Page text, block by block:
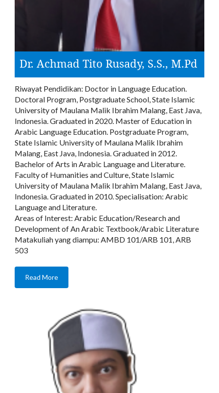
Dr. Achmad Tito Rusady, S.S., M.Pd
Riwayat Pendidikan: Doctor in Language Education.
Doctoral Program, Postgraduate School, State Islamic
University of Maulana Malik Ibrahim Malang, East Java,
Indonesia. Graduated in 2020. Master of Education in
Arabic Language Education. Postgraduate Program,
State Islamic University of Maulana Malik Ibrahim
Malang, East Java, Indonesia. Graduated in 2012.
Bachelor of Arts in Arabic Language and Literature.
Faculty of Humanities and Culture, State Islamic
University of Maulana Malik Ibrahim Malang, East Java,
Indonesia. Graduated in 2010. Specialisation: Arabic
Language and Literature.
Areas of Interest: Arabic Education/Research and
Development of An Arabic Textbook/Arabic Literature
Matakuliah yang diampu: AMBD 101/ARB 101, ARB
503
Read More